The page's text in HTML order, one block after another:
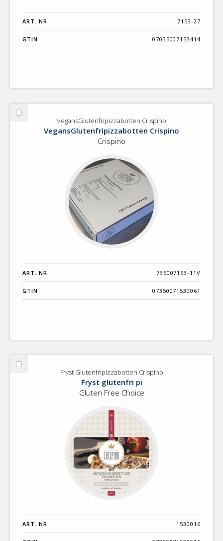
ART. NR. 7153-27
GTIN 07035007153414
Välj
VegansGlutenfripizzabotten
Crispino
VegansGlutenfripizzabotten Crispino
VegansGlutenfripizzabotten Crispino
Crispino
ART. NR. 735007153-11V
GTIN 07350071530061
Välj
Glutenfripizzabotten
Fryst Glutenfripizzabotten Crispino
Fryst glutenfri pi
Gluten Free Choice
ART. NR. 1530016